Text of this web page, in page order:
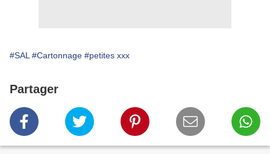
#SAL #Cartonnage #petites xxx
Partager